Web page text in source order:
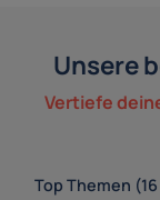
Unsere
Vertiefe
Top Themen